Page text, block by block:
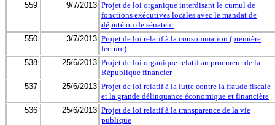
559
9/7/2013 Projet de loi organique interdisant le cumul de
fonctions exécutives locales avec le mandat de
député ou de sénateur
550
3/7/2013 Projet de loi relatif à la consommation (première
lecture)
538
25/6/2013 Projet de loi organique relatif au procureur de la
République financier
537
25/6/2013 Projet de loi relatif à la lutte contre la fraude fiscale
et la grande délinquance économique et financière
536
25/6/2013 Projet de loi relatif à la transparence de la vie
publique